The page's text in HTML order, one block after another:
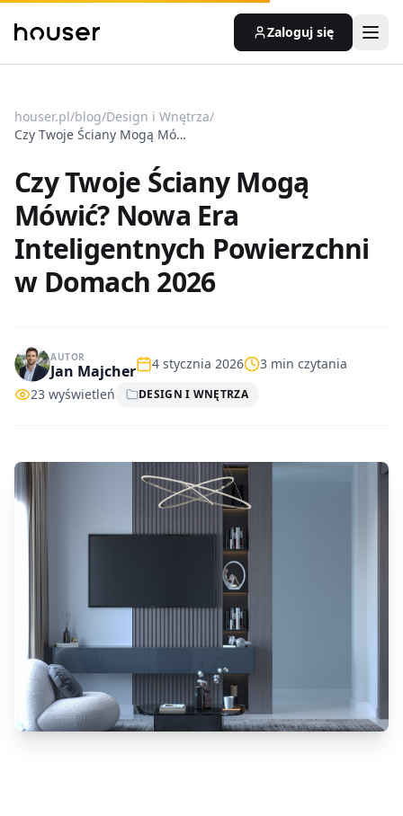
Zaloguj się
houser.pl/blog/Design i Wnętrza/
Czy Twoje Ściany Mogą Mówić? Nowa Era Inteligentnych Powierzchni w Domach 2026
Czy Twoje Ściany Mogą
Mówić? Nowa Era
Inteligentnych Powierzchni
w Domach 2026
AUTOR
Jan Majcher 4 stycznia 2026 3 min czytania
23 wyświetleń DESIGN I WNĘTRZA